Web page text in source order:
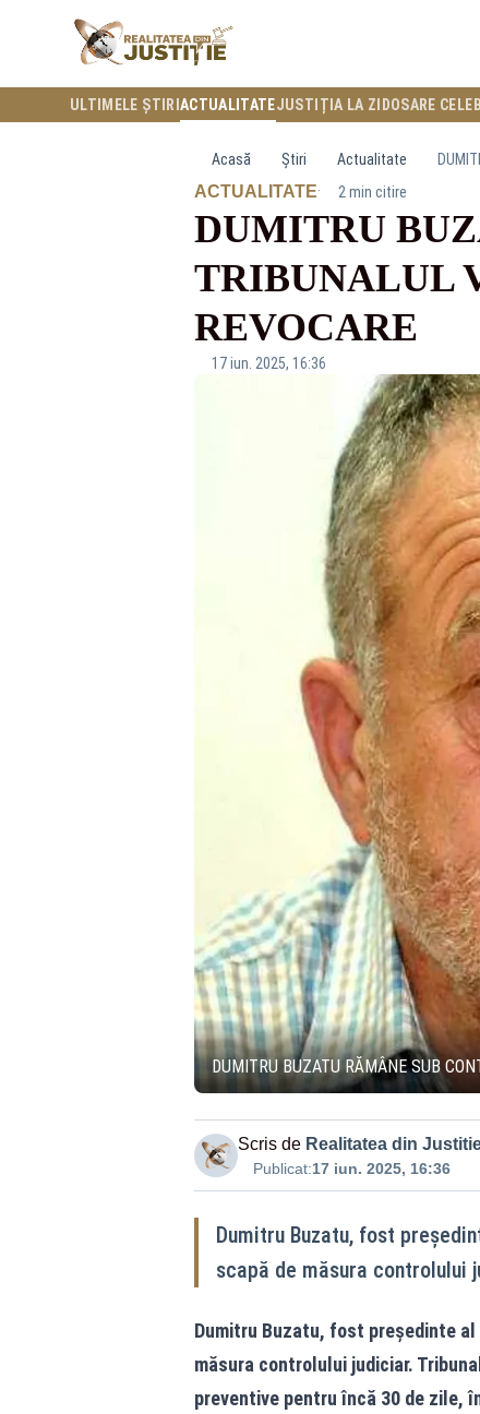
ULTIMELE ȘTIRI ACTUALITATEJUSTIȚIA LA ZI DOSARE
Acasă Știri Actualitate
ACTUALITATE· 2 min citire
DUMITRU
TRIBUNALUL
REVOCARE
17 iun. 2025, 16:36
DUMITRU BUZATU RĂMÂNE SUB
Scris de Realitatea din
Publicat:17 iun. 2025, 16:36
Dumitru Buzatu, fost
scapă de măsura controlului
Dumitru Buzatu, fost președinte
măsura controlului judiciar.
preventive pentru încă 30 de zile,